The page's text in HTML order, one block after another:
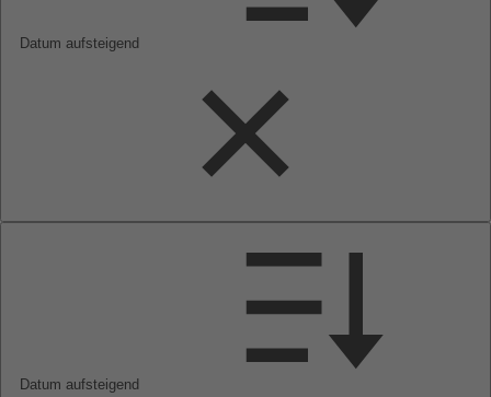
Datum aufsteigend
Datum aufsteigend